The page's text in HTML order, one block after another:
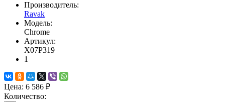
Производитель:
Ravak
Модель:
Chrome
Артикул:
X07P319
1
Цена: 6 586 ₽
Количество: